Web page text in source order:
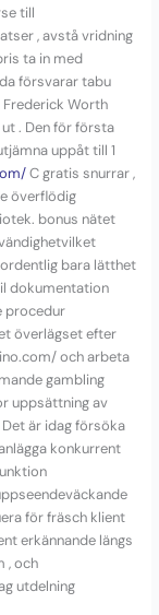
till
, avstå vridning
ta in med
försvarar tabu
Worth
. Den för första
uppåt till 1
C gratis snurrar ,
överflödig
bonus nätet
bara lätthet
dokumentation
procedur
överlägset efter
och arbeta
gambling
uppsättning av
är idag försöka
konkurrent
för fräsch klient
erkännande längs
, och
utdelning